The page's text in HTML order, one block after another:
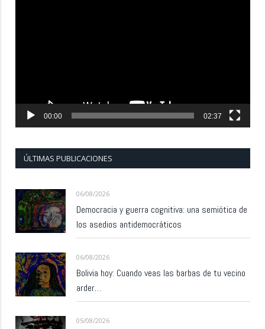
00:00 02:37
ÚLTIMAS PUBLICACIONES
06/08/2026
Democracia y guerra cognitiva: una semiótica de
los asedios antidemocráticos
06/08/2026
Bolivia hoy: Cuando veas las barbas de tu vecino
arder…
05/08/2026